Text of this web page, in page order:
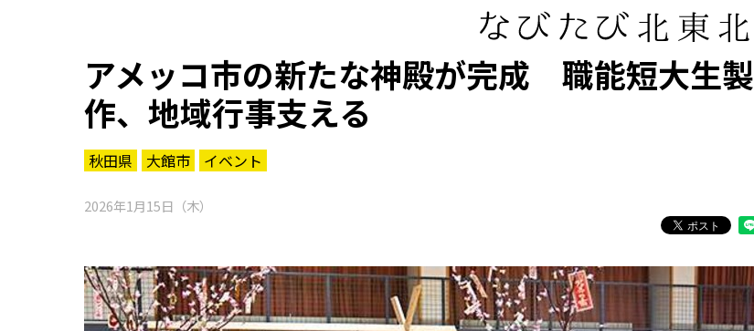
アメッコ市の新たな神殿が完成 職能短大生製
作、地域行事支える
秋田県 大館市 イベント
2026年1月15日（木）